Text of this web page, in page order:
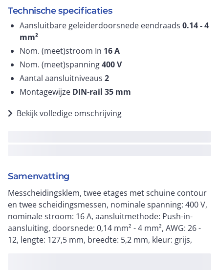
Technische specificaties
Aansluitbare geleiderdoorsnede eendraads 0.14 - 4
mm²
Nom. (meet)stroom In 16A
Nom. (meet)spanning400V
Aantal aansluitniveaus 2
Montagewijze DIN-rail 35 mm
Bekijk volledige omschrijving
Samenvatting
Messcheidingsklem, twee etages met schuine contour
en twee scheidingsmessen, nominale spanning: 400 V,
nominale stroom: 16 A, aansluitmethode: Push-in-
aansluiting, doorsnede: 0,14 mm² - 4 mm², AWG: 26 -
12, lengte: 127,5 mm, breedte: 5,2 mm, kleur: grijs,